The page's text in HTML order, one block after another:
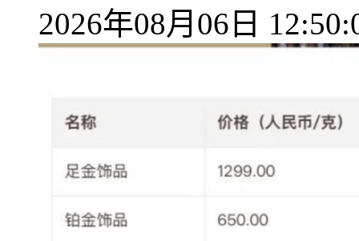
2026年08月06日